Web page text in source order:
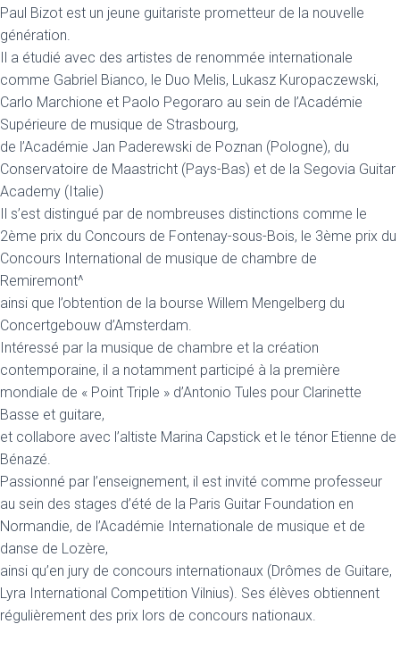
Paul Bizot est un jeune guitariste prometteur de la nouvelle
génération.
Il a étudié avec des artistes de renommée internationale
comme Gabriel Bianco, le Duo Melis, Lukasz Kuropaczewski,
Carlo Marchione et Paolo Pegoraro au sein de l’Académie
Supérieure de musique de Strasbourg,
de l’Académie Jan Paderewski de Poznan (Pologne), du
Conservatoire de Maastricht (Pays-Bas) et de la Segovia Guitar
Academy (Italie)
Il s’est distingué par de nombreuses distinctions comme le
2ème prix du Concours de Fontenay-sous-Bois, le 3ème prix du
Concours International de musique de chambre de
Remiremont^
ainsi que l’obtention de la bourse Willem Mengelberg du
Concertgebouw d’Amsterdam.
Intéressé par la musique de chambre et la création
contemporaine, il a notamment participé à la première
mondiale de « Point Triple » d’Antonio Tules pour Clarinette
Basse et guitare,
et collabore avec l’altiste Marina Capstick et le ténor Etienne de
Bénazé.
Passionné par l’enseignement, il est invité comme professeur
au sein des stages d’été de la Paris Guitar Foundation en
Normandie, de l’Académie Internationale de musique et de
danse de Lozère,
ainsi qu’en jury de concours internationaux (Drômes de Guitare,
Lyra International Competition Vilnius). Ses élèves obtiennent
régulièrement des prix lors de concours nationaux.